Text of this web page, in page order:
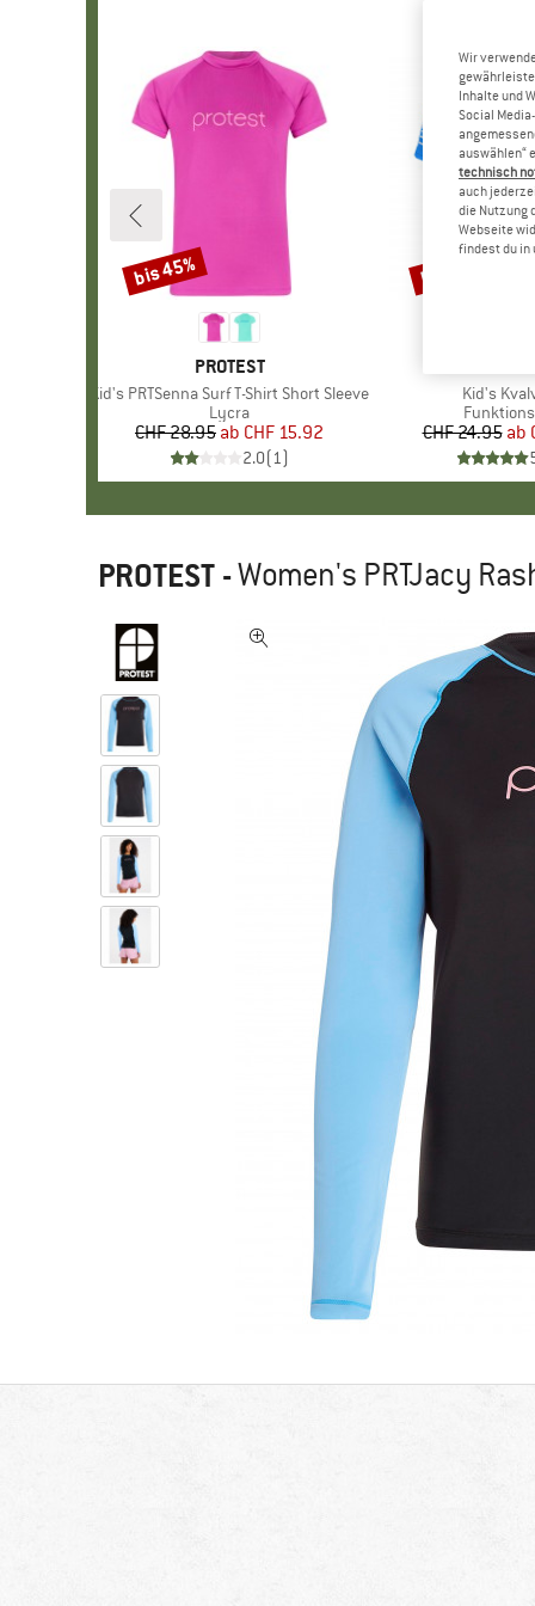
MARKE
PROTEST
Artikel
Kid's PRTSenna Surf T-Shirt Short Sleeve
Produktgruppe
Lycra
Preis
CHF 28.95 reduzierter Preis
ab CHF 15.92
2.0(1)
Rabatt
bis 45%
Artikel
Kid's
CHF 24.95 ab
Rabatt
bis 50%
PROTEST -Women's PRTJacy
Wir
Inhalte und
Social
auswählen“
technisch
auch
die Nutzung
Webseite
findest du in